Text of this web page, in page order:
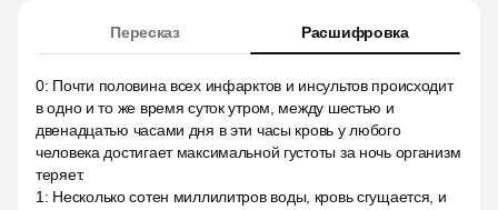
Пересказ Расшифровка
0: Почти половина всех инфарктов и инсультов происходит
в одно и то же время суток утром, между шестью и
двенадцатью часами дня в эти часы кровь у любого
человека достигает максимальной густоты за ночь организм
теряет.
1 : Несколько сотен миллилитров воды, кровь сгущается, и